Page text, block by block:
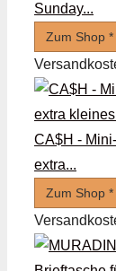
Sunday...
Zum Shop *
CA$H -
extra...
Zum Shop *